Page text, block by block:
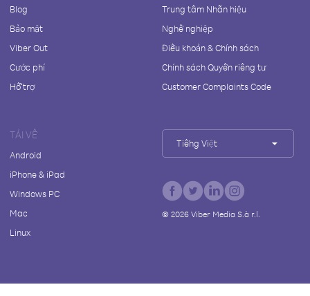
Blog
Bảo mật
Viber Out
Cước phí
Hỗ trợ
Trung tâm Nhãn hiệu
Nghề nghiệp
Điều khoản & Chính sách
Chính sách Quyền riêng tư
Customer Complaints Code
TẢI VỀ
Android
iPhone & iPad
Windows PC
Mac
Linux
Tiếng Việt
© 2026Viber Media S.à r.l.